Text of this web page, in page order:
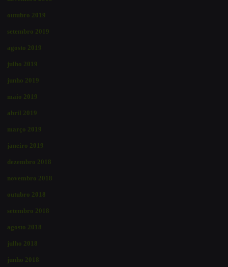
outubro 2019
setembro 2019
agosto 2019
julho 2019
junho 2019
maio 2019
abril 2019
março 2019
janeiro 2019
dezembro 2018
novembro 2018
outubro 2018
setembro 2018
agosto 2018
julho 2018
junho 2018